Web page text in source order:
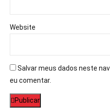
Website
Salvar meus dados neste
eu comentar.
Publicar